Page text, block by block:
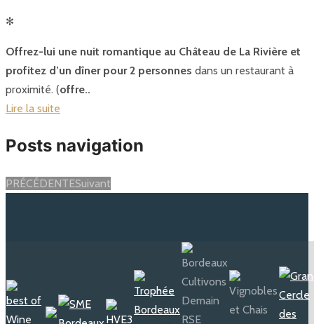
✻
Offrez-lui une nuit romantique au Château de La Rivière et
profitez d’un dîner pour 2 personnes dans un restaurant à
proximité. (offre..
Lire la suite
Posts navigation
PRÉCÉDENTESuivant